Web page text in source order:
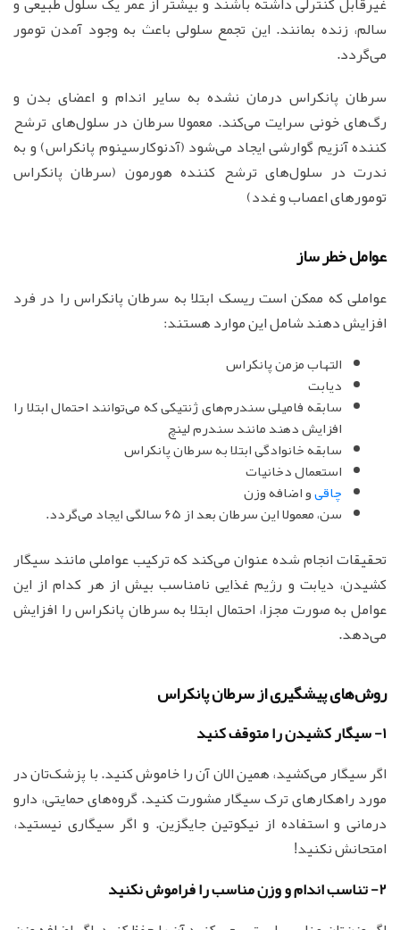
سالم، زنده بمانند. این تجمع سلولی باعث به وجود آمدن تومور
می‌گردد.
سرطان پانکراس درمان نشده به سایر اندام و اعضای بدن و
رگ‌های خونی سرایت می‌کند. معمولا سرطان در سلول‌های ترشح
کننده آنزیم گوارشی ایجاد می‌شود (آدنوکارسینوم پانکراس) و به
ندرت در سلول‌های ترشح کننده هورمون (سرطان پانکراس
تومورهای اعصاب و غدد)
عوامل خطر ساز
عواملی که ممکن است ریسک ابتلا به سرطان پانکراس را در فرد
افزایش دهند شامل این موارد هستند:
التهاب مزمن پانکراس
دیابت
سابقه فامیلی سندرم‌های ژنتیکی که می‌توانند احتمال ابتلا را
افزایش دهند مانند سندرم لینچ
سابقه خانوادگی ابتلا به سرطان پانکراس
استعمال دخانیات
چاقیو اضافه وزن
سن، معمولا این سرطان بعد از 65 سالگی ایجاد می‌گردد.
تحقیقات انجام شده عنوان می‌کند که ترکیب عواملی مانند سیگار
کشیدن، دیابت و رژیم غذایی نامناسب بیش از هر کدام از این
عوامل به صورت مجزا، احتمال ابتلا به سرطان پانکراس را افزایش
می‌دهد.
روش‌های پیشگیری از سرطان پانکراس
1- سیگار کشیدن را متوقف کنید
اگر سیگار می‌کشید، همین الان آن را خاموش کنید. با پزشک‌تان در
مورد راهکارهای ترک سیگار مشورت کنید. گروه‌های حمایتی، دارو
درمانی و استفاده از نیکوتین جایگزین. و اگر سیگاری نیستید،
امتحانش نکنید!
2- تناسب اندام و وزن مناسب را فراموش نکنید